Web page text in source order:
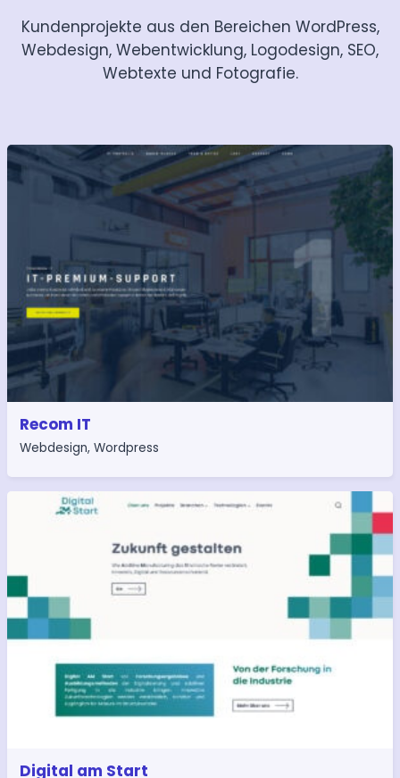
Kundenprojekte aus den Bereichen WordPress,
Webdesign, Webentwicklung, Logodesign, SEO,
Webtexte und Fotografie.
Recom IT
Webdesign, Wordpress
Digital am Start